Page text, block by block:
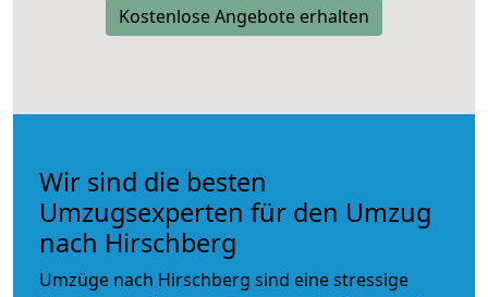
Kostenlose Angebote erhalten
Wir sind die besten
Umzugsexperten für den Umzug
nach Hirschberg
Umzüge nach Hirschberg sind eine stressige